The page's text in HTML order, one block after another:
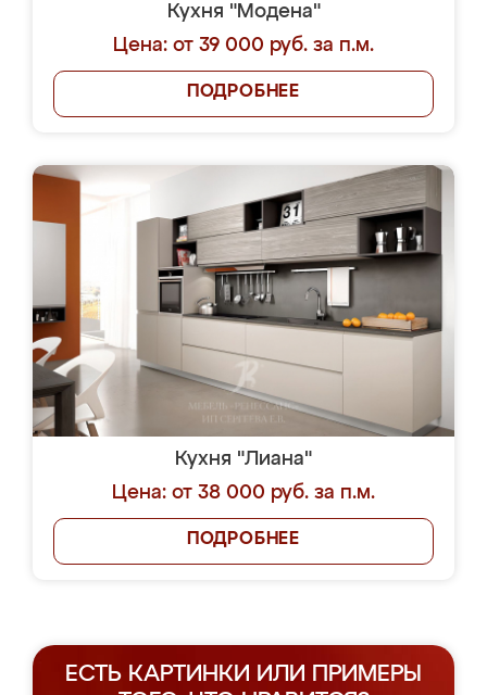
Кухня "Модена"
Цена: от 39 000 руб. за п.м.
ПОДРОБНЕЕ
Кухня "Лиана"
Цена: от 38 000 руб. за п.м.
ПОДРОБНЕЕ
ЕСТЬ КАРТИНКИ ИЛИ ПРИМЕРЫ